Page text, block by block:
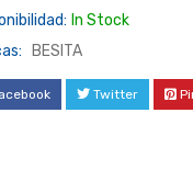
In Stock
BESITA
Twitter